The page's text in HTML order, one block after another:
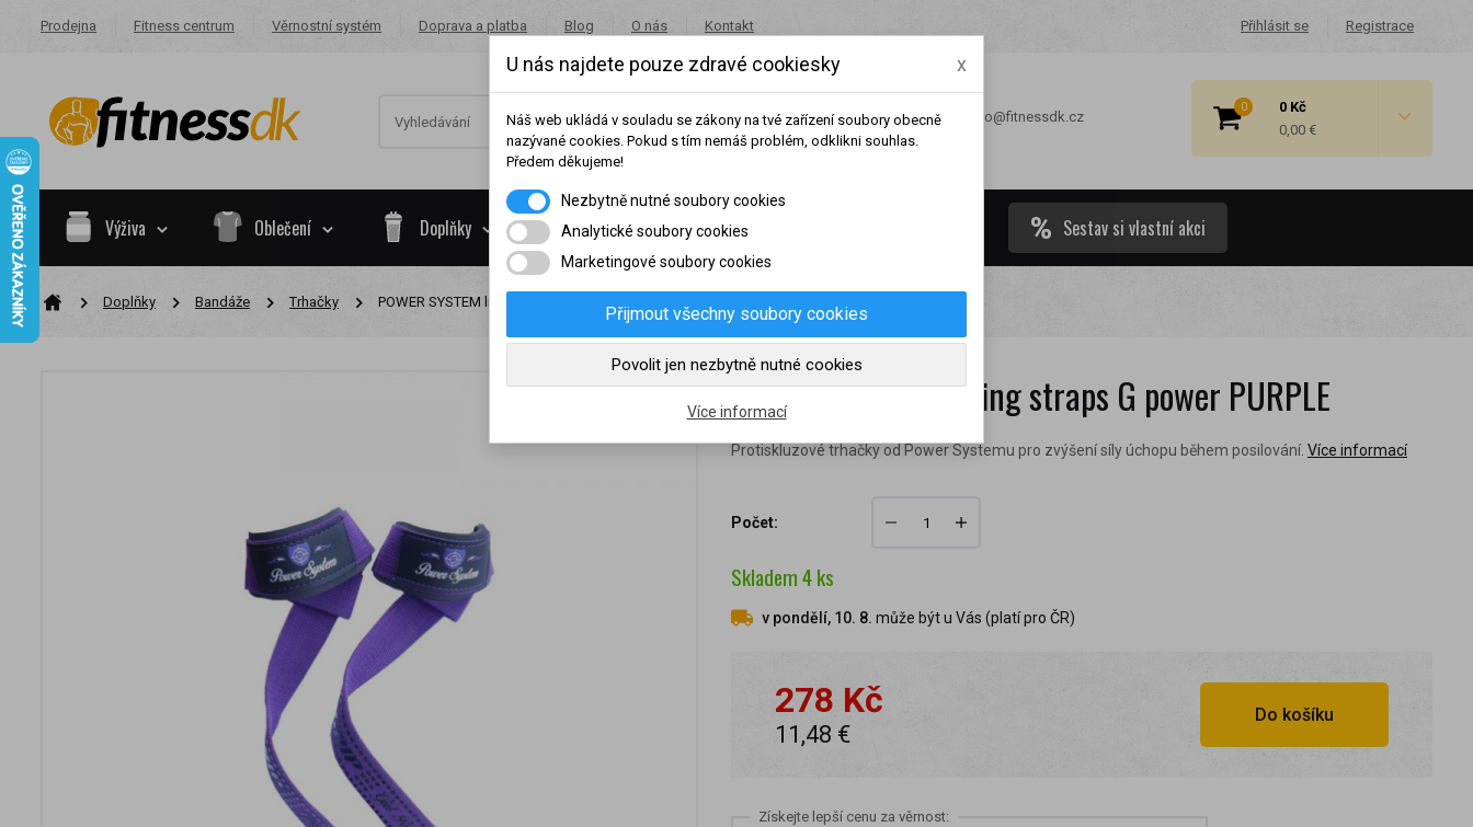
Registrace
Přihlásit se
Prodejna Fitness centrum Věrnostní systém Doprava a platba Blog O nás Kontakt
0
0 Kč
0,00 €
+420 491 462 001 info@fitnessdk.cz
Výživa Oblečení Doplňky Potraviny Akce Sestav si vlastní akci
Doplňky Bandáže Trhačky POWER SYSTEM lifting straps G power PURPLE
POWER SYSTEM lifting straps G power PURPLE
Protiskluzové trhačky od Power Systemu pro zvýšení síly úchopu během posilování. Více informací
Počet:
Skladem4ks
v pondělí, 10. 8. může být u Vás (platí pro ČR)
278 Kč
11,48 €
Do košíku
Získejte lepší cenu za věrnost:
U nás najdete pouze zdravé cookiesky x
Náš web ukládá v souladu se zákony na tvé zařízení soubory obecně
nazývané cookies. Pokud s tím nemáš problém, odklikni souhlas.
Předem děkujeme!
Nezbytně nutné soubory cookies
Analytické soubory cookies
Marketingové soubory cookies
Přijmout všechny soubory cookies
Povolit jen nezbytně nutné cookies
Více informací